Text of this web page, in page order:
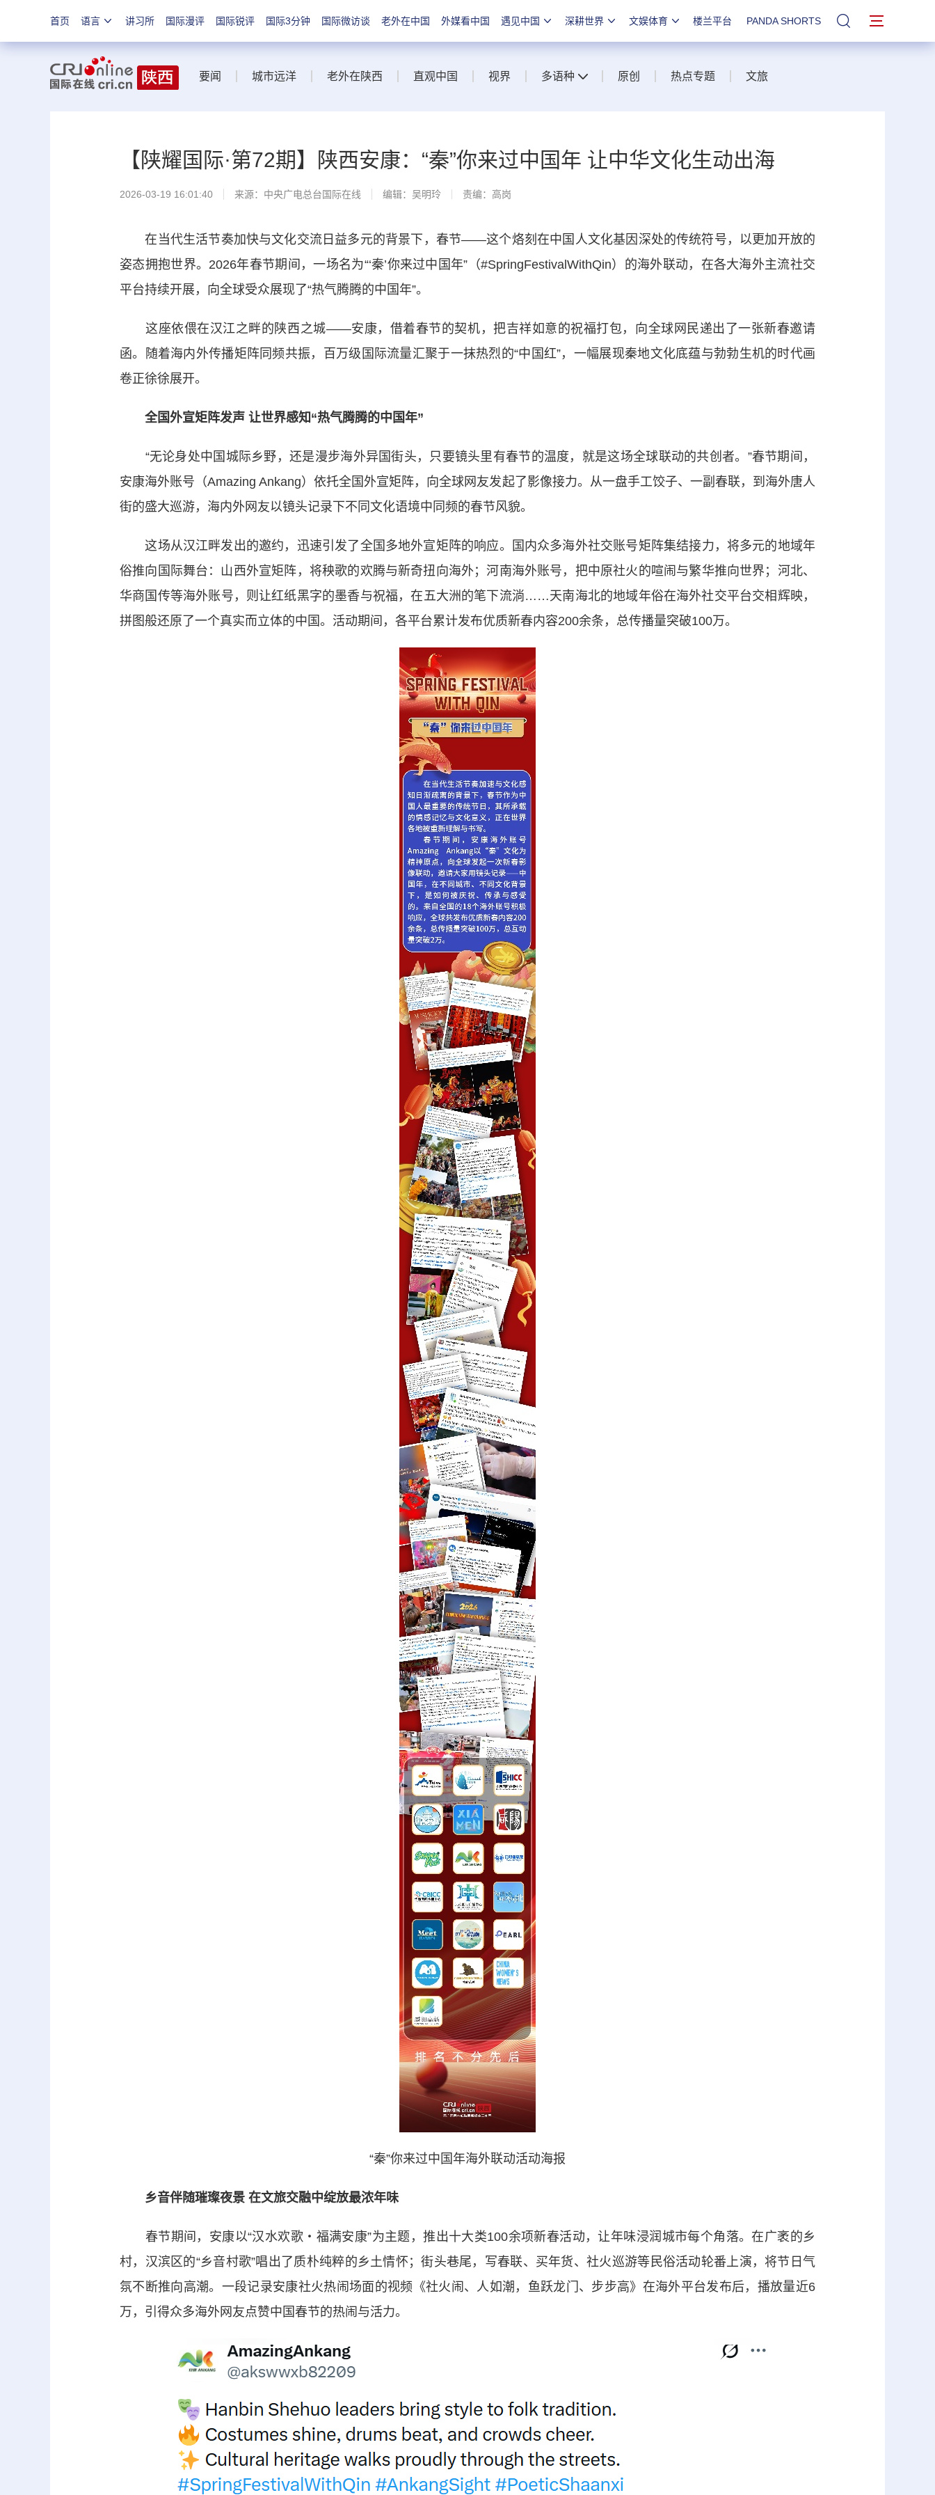
首页 语言 讲习所 国际漫评 国际锐评 国际3分钟 国际微访谈 老外在中国 外媒看中国 遇见中国 深耕世界 文娱体育 楼兰平台 PANDA SHORTS 站内搜索
要闻 城市远洋 老外在陕西 直观中国 视界 多语种 原创 热点专题 文旅
【陕耀国际·第72期】陕西安康：“秦”你来过中国年 让中华文化生动出海
2026-03-19 16:01:40 来源：中央广电总台国际在线 编辑：吴明玲 责编：高岗
在当代生活节奏加快与文化交流日益多元的背景下，春节——这个烙刻在中国人文化基因深处的传统符号，以更加开放的
姿态拥抱世界。2026年春节期间，一场名为“‘秦’你来过中国年”（#SpringFestivalWithQin）的海外联动，在各大海外主流社交
平台持续开展，向全球受众展现了“热气腾腾的中国年”。
这座依偎在汉江之畔的陕西之城——安康，借着春节的契机，把吉祥如意的祝福打包，向全球网民递出了一张新春邀请
函。随着海内外传播矩阵同频共振，百万级国际流量汇聚于一抹热烈的“中国红”，一幅展现秦地文化底蕴与勃勃生机的时代画
卷正徐徐展开。
全国外宣矩阵发声 让世界感知“热气腾腾的中国年”
“无论身处中国城际乡野，还是漫步海外异国街头，只要镜头里有春节的温度，就是这场全球联动的共创者。”春节期间，
安康海外账号（Amazing Ankang）依托全国外宣矩阵，向全球网友发起了影像接力。从一盘手工饺子、一副春联，到海外唐人
街的盛大巡游，海内外网友以镜头记录下不同文化语境中同频的春节风貌。
这场从汉江畔发出的邀约，迅速引发了全国多地外宣矩阵的响应。国内众多海外社交账号矩阵集结接力，将多元的地域年
俗推向国际舞台：山西外宣矩阵，将秧歌的欢腾与新奇扭向海外；河南海外账号，把中原社火的喧闹与繁华推向世界；河北、
华商国传等海外账号，则让红纸黑字的墨香与祝福，在五大洲的笔下流淌……天南海北的地域年俗在海外社交平台交相辉映，
拼图般还原了一个真实而立体的中国。活动期间，各平台累计发布优质新春内容200余条，总传播量突破100万。
“秦”你来过中国年海外联动活动海报
乡音伴随璀璨夜景 在文旅交融中绽放最浓年味
春节期间，安康以“汉水欢歌・福满安康”为主题，推出十大类100余项新春活动，让年味浸润城市每个角落。在广袤的乡
村，汉滨区的“乡音村歌”唱出了质朴纯粹的乡土情怀；街头巷尾，写春联、买年货、社火巡游等民俗活动轮番上演，将节日气
氛不断推向高潮。一段记录安康社火热闹场面的视频《社火闹、人如潮，鱼跃龙门、步步高》在海外平台发布后，播放量近6
万，引得众多海外网友点赞中国春节的热闹与活力。